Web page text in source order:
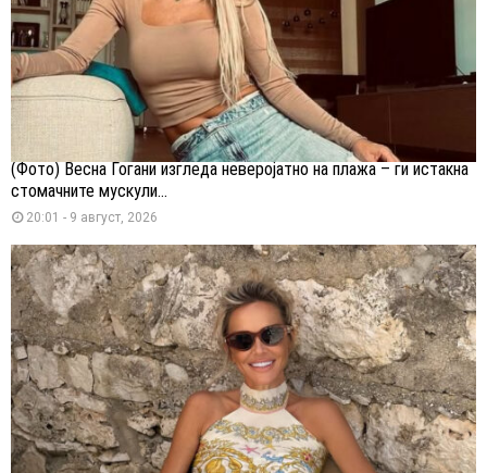
(Фото) Весна Ѓогани изгледа неверојатно на плажа – ги истакна
стомачните мускули...
20:01 - 9 август, 2026